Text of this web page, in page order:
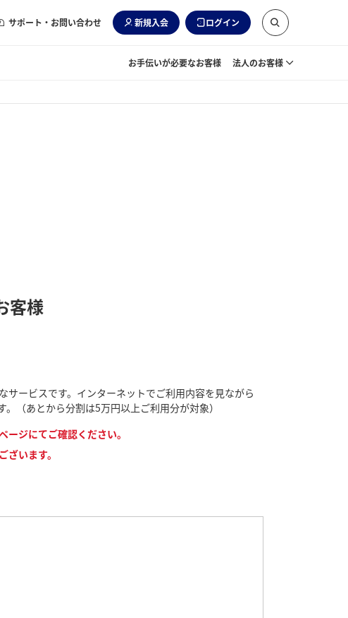
サポート・お問い合わせ 新規入会 ログイン
お手伝いが必要なお客様 法人のお客様
客様
ービスです。インターネットでご利用内容を見ながら
（あとから分割は5万円以上ご利用分が対象）
ジにてご確認ください。
います。